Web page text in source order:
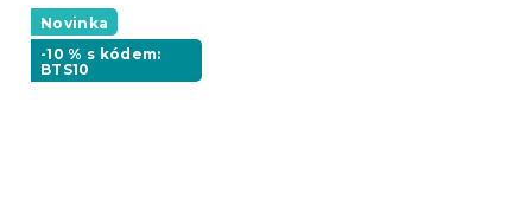
Novinka
-10 % s kódem:
BTS10